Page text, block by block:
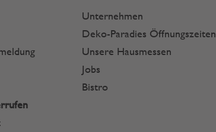
Unternehmen
Deko-Paradies Öffnungszeiten
Unsere Hausmessen
Jobs
Bistro